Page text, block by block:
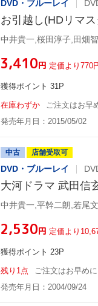
DVD・ブルーレイ
お引越し(HDリマ
中井貴一,桜田淳子,田畑
¥3,410円 定価より770
獲得ポイント 31P
在庫わずか
ご注文はお早
発売年月日：2015/05/02
中古 店舗受取可
DVD・ブルーレイ
大河ドラマ 武田信
¥2,530円 定価より
獲得ポイント 23P
残り1点
ご注文はお早めに
発売年月日：2004/09/24